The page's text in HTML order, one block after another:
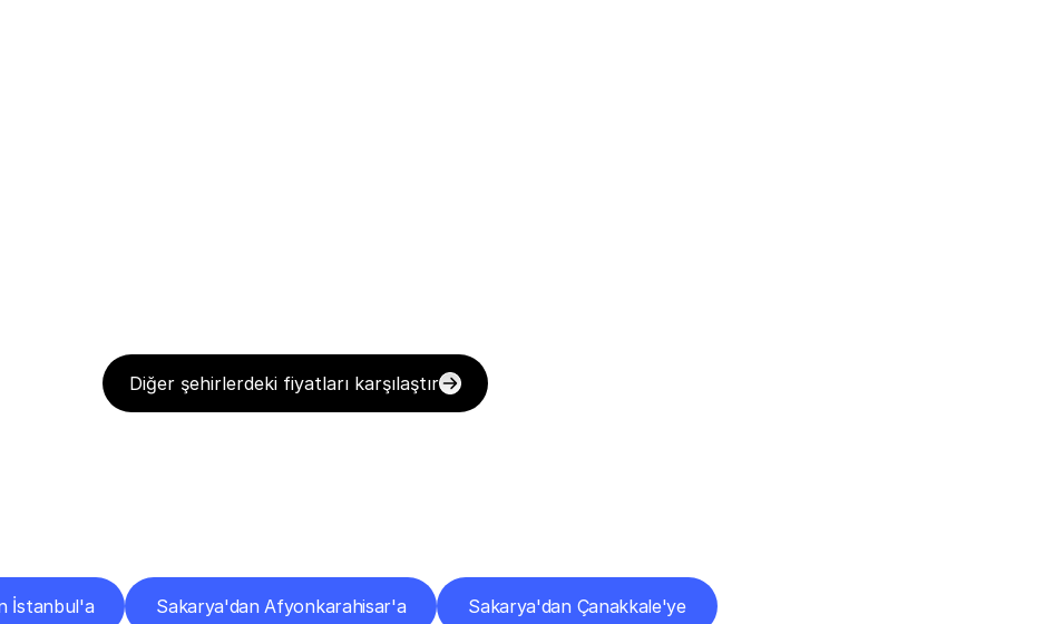
Diğer şehirlerdeki fiyatları karşılaştır
İstanbul'a Sakarya'dan Afyonkarahisar'a Sakarya'dan Çanakkale'ye